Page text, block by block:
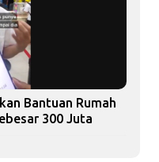
Bantuan Rumah
300 Juta